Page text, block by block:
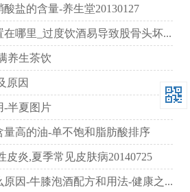
，如果没有活蝎药店里卖的炮制
时候要注意，要挑选比较完整的
完整。选用高度白酒（最好60度
按10：1的比率泡制半个月后才
钱。蝎子为毒性药物，泡酒方
生的建议。
盐的含量-养生堂20130127
养生茶饮
原因
-半夏图片
高的油-单不饱和脂肪酸排序
皮炎,夏季常见皮肤病20140725